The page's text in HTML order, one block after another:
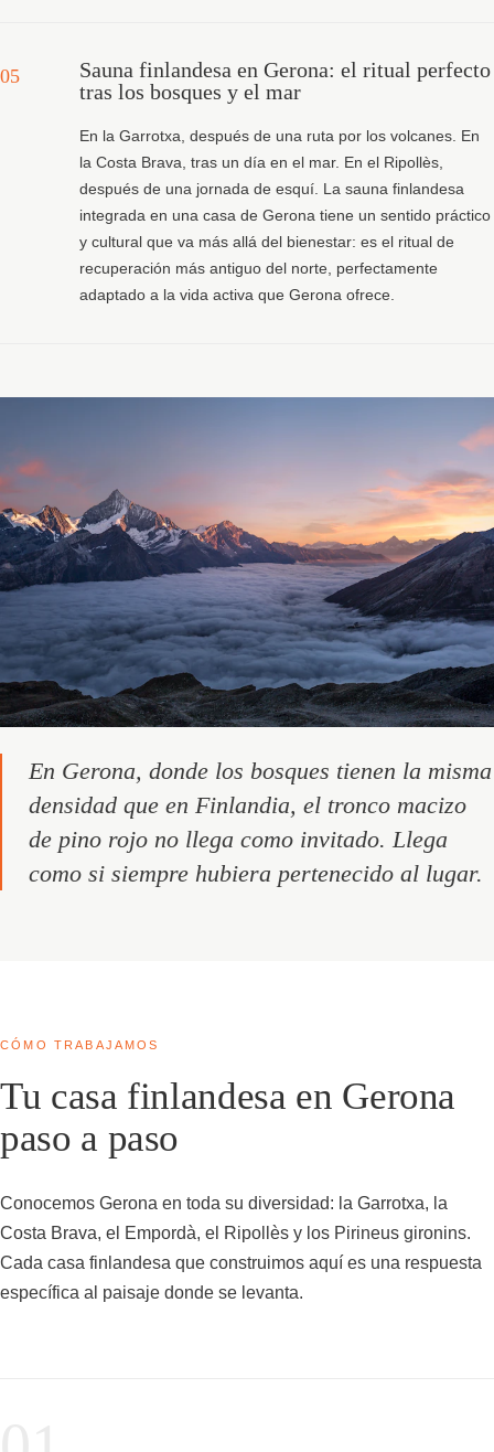
05
Sauna finlandesa en Gerona: el ritual perfecto
tras los bosques y el mar
En la Garrotxa, después de una ruta por los volcanes. En
la Costa Brava, tras un día en el mar. En el Ripollès,
después de una jornada de esquí. La sauna finlandesa
integrada en una casa de Gerona tiene un sentido práctico
y cultural que va más allá del bienestar: es el ritual de
recuperación más antiguo del norte, perfectamente
adaptado a la vida activa que Gerona ofrece.
En Gerona, donde los bosques tienen la misma
densidad que en Finlandia, el tronco macizo
de pino rojo no llega como invitado. Llega
como si siempre hubiera pertenecido al lugar.
CÓMO TRABAJAMOS
Tu casa finlandesa en Gerona
paso a paso
Conocemos Gerona en toda su diversidad: la Garrotxa, la
Costa Brava, el Empordà, el Ripollès y los Pirineus gironins.
Cada casa finlandesa que construimos aquí es una respuesta
específica al paisaje donde se levanta.